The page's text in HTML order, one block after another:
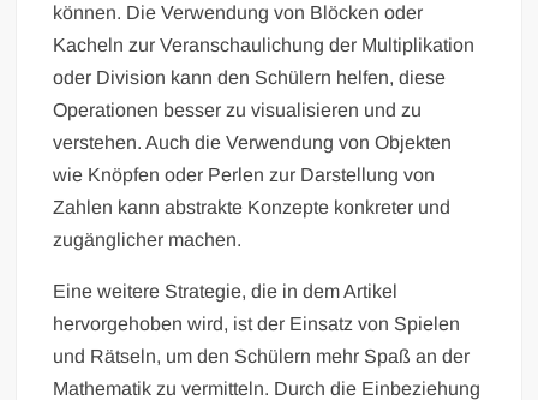
können. Die Verwendung von Blöcken oder
Kacheln zur Veranschaulichung der Multiplikation
oder Division kann den Schülern helfen, diese
Operationen besser zu visualisieren und zu
verstehen. Auch die Verwendung von Objekten
wie Knöpfen oder Perlen zur Darstellung von
Zahlen kann abstrakte Konzepte konkreter und
zugänglicher machen.
Eine weitere Strategie, die in dem Artikel
hervorgehoben wird, ist der Einsatz von Spielen
und Rätseln, um den Schülern mehr Spaß an der
Mathematik zu vermitteln. Durch die Einbeziehung